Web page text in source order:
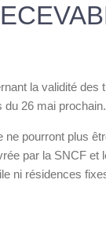
la validité des
du 26 mai prochain.
pourront plus
par la SNCF et
ni résidences